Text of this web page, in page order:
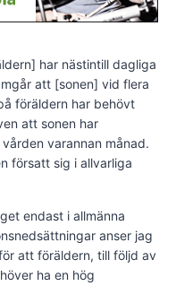
har nästintill dagliga
att [sonen] vid flera
föräldern har behövt
att sonen har
varannan månad.
försatt sig i allvarliga
endast i allmänna
anser jag
att föräldern, till följd av
ha en hög